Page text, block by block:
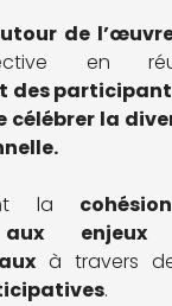
de
en
des
célébrer la
la
aux
à travers
.